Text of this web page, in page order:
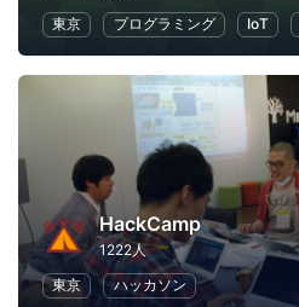
東京
プログラミング IoT
HackCamp
1222人
東京
ハッカソン